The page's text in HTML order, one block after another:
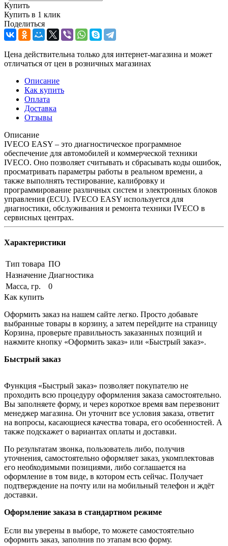
Купить
Купить в 1 клик
Поделиться
Цена действительна только для интернет-магазина и может
отличаться от цен в розничных магазинах
Описание
Как купить
Оплата
Доставка
Отзывы
Описание
IVECO EASY – это диагностическое программное
обеспечение для автомобилей и коммерческой техники
IVECO. Оно позволяет считывать и сбрасывать коды ошибок,
просматривать параметры работы в реальном времени, а
также выполнять тестирование, калибровку и
программирование различных систем и электронных блоков
управления (ECU). IVECO EASY используется для
диагностики, обслуживания и ремонта техники IVECO в
сервисных центрах.
Характеристики
Тип товара ПО
Назначение Диагностика
Масса, гр.
0
Как купить
Оформить заказ на нашем сайте легко. Просто добавьте
выбранные товары в корзину, а затем перейдите на страницу
Корзина, проверьте правильность заказанных позиций и
нажмите кнопку «Оформить заказ» или «Быстрый заказ».
Быстрый заказ
Функция «Быстрый заказ» позволяет покупателю не
проходить всю процедуру оформления заказа самостоятельно.
Вы заполняете форму, и через короткое время вам перезвонит
менеджер магазина. Он уточнит все условия заказа, ответит
на вопросы, касающиеся качества товара, его особенностей. А
также подскажет о вариантах оплаты и доставки.
По результатам звонка, пользователь либо, получив
уточнения, самостоятельно оформляет заказ, укомплектовав
его необходимыми позициями, либо соглашается на
оформление в том виде, в котором есть сейчас. Получает
подтверждение на почту или на мобильный телефон и ждёт
доставки.
Оформление заказа в стандартном режиме
Если вы уверены в выборе, то можете самостоятельно
оформить заказ, заполнив по этапам всю форму.